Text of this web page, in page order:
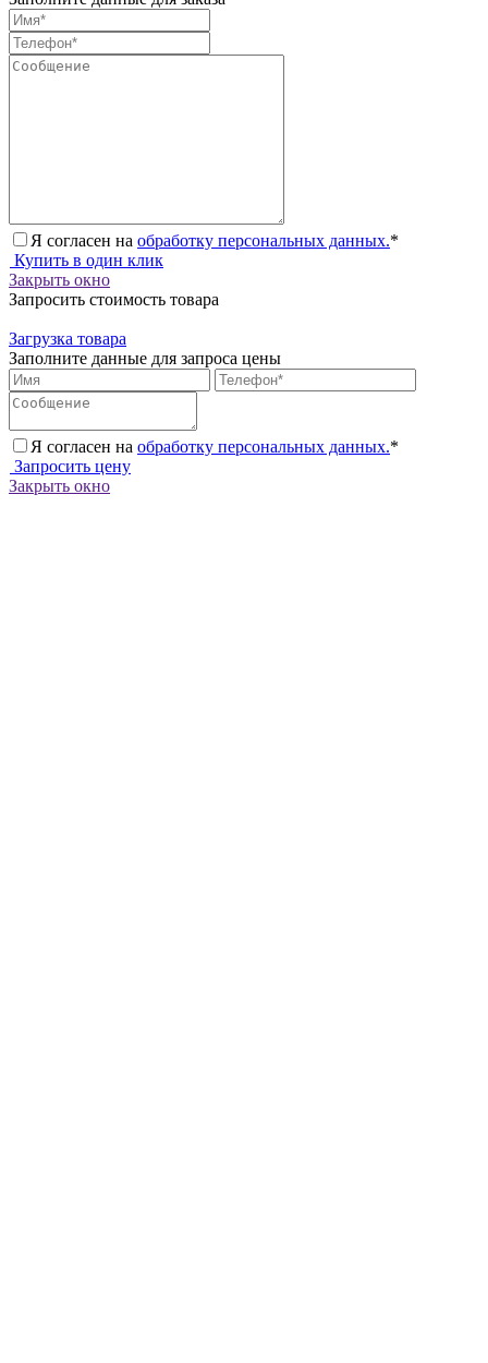
Я согласен на обработку персональных данных.*
Купить в один клик
Закрыть окно
Запросить стоимость товара
Загрузка товара
Заполните данные для запроса цены
Я согласен на обработку персональных данных.*
Запросить цену
Закрыть окно